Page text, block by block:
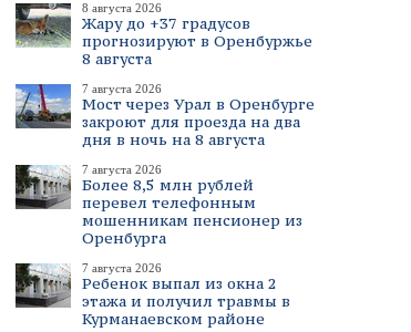
8 августа 2026
Жару до +37 градусов
прогнозируют в Оренбуржье
8 августа
7 августа 2026
Мост через Урал в Оренбурге
закроют для проезда на два
дня в ночь на 8 августа
7 августа 2026
Более 8,5 млн рублей
перевел телефонным
мошенникам пенсионер из
Оренбурга
7 августа 2026
Ребенок выпал из окна 2
этажа и получил травмы в
Курманаевском районе